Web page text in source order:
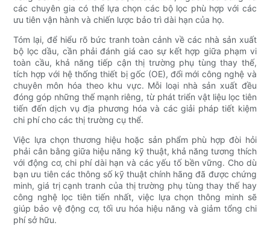
các chuyên gia có thể lựa chọn các bộ lọc phù hợp với các
ưu tiên vận hành và chiến lược bảo trì dài hạn của họ.
Tóm lại, để hiểu rõ bức tranh toàn cảnh về các nhà sản xuất
bộ lọc dầu, cần phải đánh giá cao sự kết hợp giữa phạm vi
toàn cầu, khả năng tiếp cận thị trường phụ tùng thay thế,
tích hợp với hệ thống thiết bị gốc (OE), đổi mới công nghệ và
chuyên môn hóa theo khu vực. Mỗi loại nhà sản xuất đều
đóng góp những thế mạnh riêng, từ phát triển vật liệu lọc tiên
tiến đến dịch vụ địa phương hóa và các giải pháp tiết kiệm
chi phí cho các thị trường cụ thể.
Việc lựa chọn thương hiệu hoặc sản phẩm phù hợp đòi hỏi
phải cân bằng giữa hiệu năng kỹ thuật, khả năng tương thích
với động cơ, chi phí dài hạn và các yếu tố bền vững. Cho dù
bạn ưu tiên các thông số kỹ thuật chính hãng đã được chứng
minh, giá trị cạnh tranh của thị trường phụ tùng thay thế hay
công nghệ lọc tiên tiến nhất, việc lựa chọn thông minh sẽ
giúp bảo vệ động cơ, tối ưu hóa hiệu năng và giảm tổng chi
phí sở hữu.